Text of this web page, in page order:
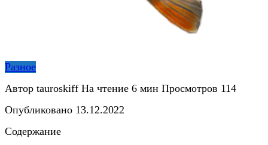
Разное
Автор tauroskiff На чтение 6 мин Просмотров 114
Опубликовано 13.12.2022
Содержание